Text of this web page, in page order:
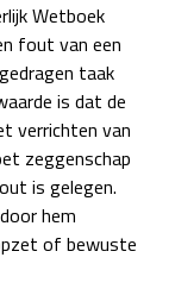
Wetboek
fout van een
taak
is dat de
verrichten van
zeggenschap
is gelegen.
hem
of bewuste